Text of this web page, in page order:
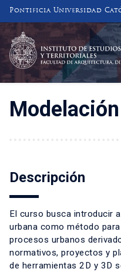
Pontificia Universidad
INSTITUTO DE
Y TERRITORIALES
FACULTAD DE
Descripción
El curso busca introducir
urbana como método
procesos urbanos
normativos, proyectos y
de herramientas 2D y 3D